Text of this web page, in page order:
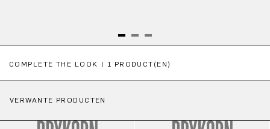
COMPLETE THE LOOK | 1 PRODUCT(EN)
VERWANTE PRODUCTEN